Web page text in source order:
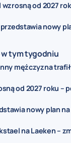
wzrosną od 2027
nowy
tym tygodniu
mężczyzna
od 2027 roku –
nowy plan
na Laeken –